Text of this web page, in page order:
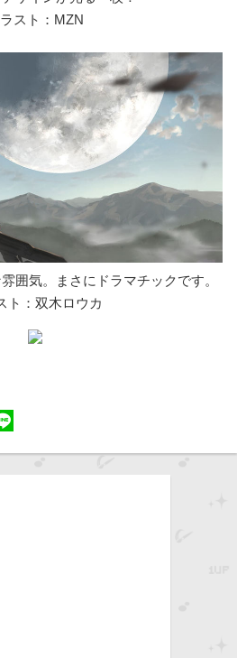
スト：MZN
気。まさにドラマチックです。
ト：双木ロウカ